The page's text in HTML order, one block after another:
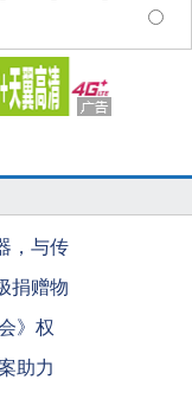
，与传
捐赠物
》权
助力